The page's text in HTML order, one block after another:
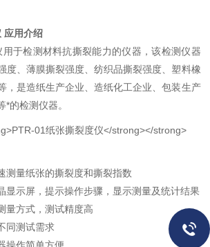
应用介绍
于检测材料抗撕裂能力的仪器，该检测仪器
度、薄膜撕裂强度、纺织品撕裂强度、塑料橡
，是造纸生产企业、造纸化工企业、包装生产
的检测仪器。
测量纸张的撕裂度和撕裂指数
显示屏，提示操作步骤，显示测量及统计结果
量方式，测试精度高
同测试需求